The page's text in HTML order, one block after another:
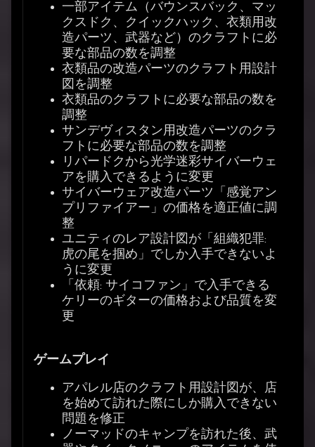
一部アイテム（バウンスバック、マッ
クスドク、クイックハック、衣類用改
造パーツ、武器など）のクラフトに必
要な部品の数を調整
衣類品の改造パーツのクラフト用設計
図を調整
衣類品のクラフトに必要な部品の数を
調整
サンデヴィスタン用改造パーツのクラ
フトに必要な部品の数を調整
リパードクから光学迷彩サイバーウェ
アを購入できるように変更
サイバーウェア改造パーツ「感覚アン
プリファイアー」の価格を適正値に調
整
ユニティのレア設計図が「組織犯罪:
虎の尾を掴め」でしか入手できないよ
うに変更
「依頼: サイコファン」で入手できる
ケリーのギターの価格および品質を変
更
ゲームプレイ
アパレル店のクラフト用設計図が、店
を始めて訪れた際にしか購入できない
問題を修正
ノーマッドのキャンプを訪れた後、武